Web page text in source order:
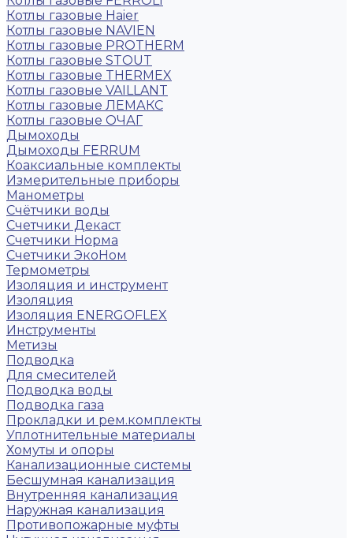
Котлы газовые Haier
Котлы газовые NAVIEN
Котлы газовые PROTHERM
Котлы газовые STOUT
Котлы газовые THERMEX
Котлы газовые VAILLANT
Котлы газовые ЛЕМАКС
Котлы газовые ОЧАГ
Дымоходы
Дымоходы FERRUM
Коаксиальные комплекты
Измерительные приборы
Манометры
Счётчики воды
Счетчики Декаст
Счетчики Норма
Счетчики ЭкоНом
Термометры
Изоляция и инструмент
Изоляция
Изоляция ENERGOFLEX
Инструменты
Метизы
Подводка
Для смесителей
Подводка воды
Подводка газа
Прокладки и рем.комплекты
Уплотнительные материалы
Хомуты и опоры
Канализационные системы
Бесшумная канализация
Внутренняя канализация
Наружная канализация
Противопожарные муфты